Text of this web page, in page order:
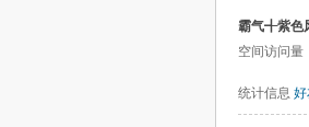
霸气╉紫色
空间访问量
统计信息 好